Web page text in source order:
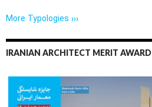
More Typologies ›››
IRANIAN ARCHITECT MERIT AWARD